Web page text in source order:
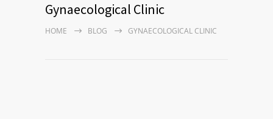
Gynaecological Clinic
HOME BLOG GYNAECOLOGICAL CLINIC